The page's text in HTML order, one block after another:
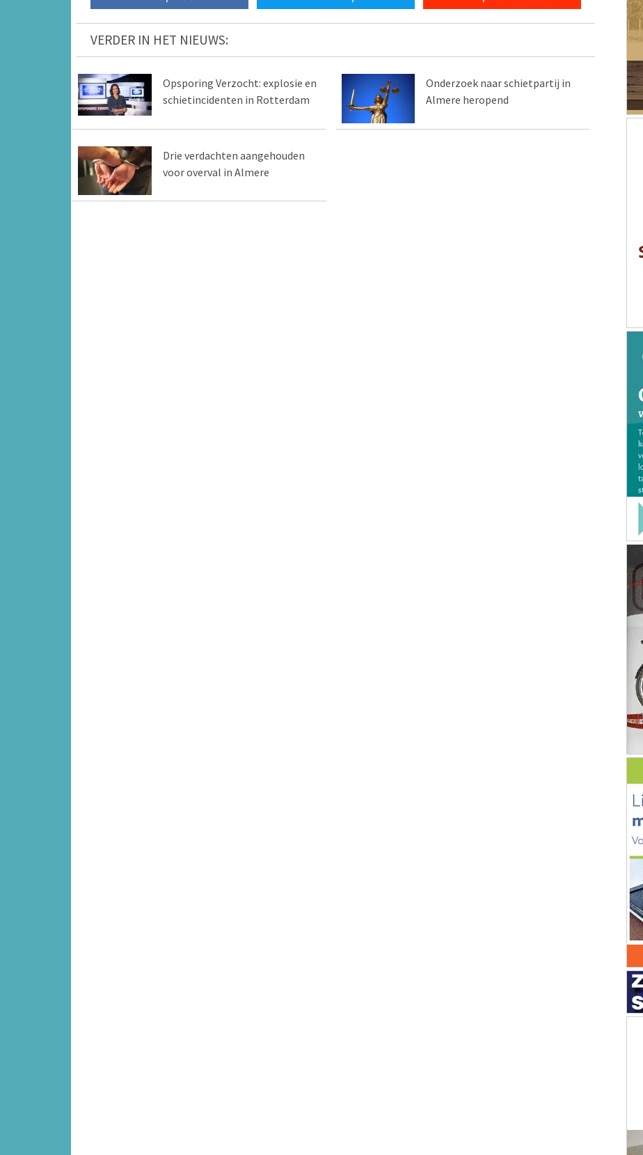
VERDER IN HET NIEUWS:
Opsporing Verzocht: explosie en
schietincidenten in Rotterdam
Onderzoek naar schietpartij in
Almere heropend
Drie verdachten aangehouden
voor overval in Almere